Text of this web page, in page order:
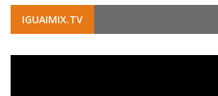
IGUAIMIX.TV